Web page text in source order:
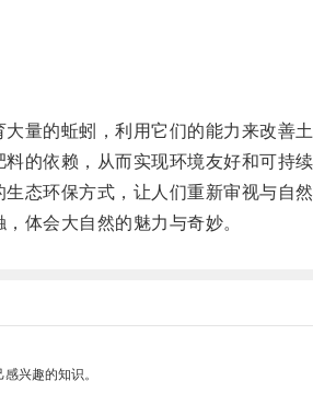
的蚯蚓，利用它们的能力来改善土
依赖，从而实现环境友好和可持续
环保方式，让人们重新审视与自然
体会大自然的魅力与奇妙。
兴趣的知识。